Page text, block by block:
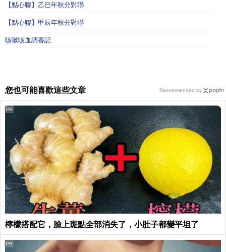
【點心聯】乙巳年秋分對聯
【點心聯】甲辰年秋分對聯
咳嗽咳血調養記
您也可能喜歡這些文章
檸檬搭配它，臉上斑點全部消失了，小肚子都變平坦了
PR
PR
Recommended by